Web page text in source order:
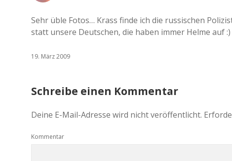
Sehr üble Fotos… Krass finde ich die russischen
statt unsere Deutschen, die haben immer Helme auf :)
19. März 2009
Schreibe einen Kommentar
Deine E-Mail-Adresse wird nicht veröffentlicht.
Kommentar